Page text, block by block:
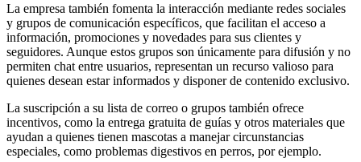
La empresa también fomenta la interacción mediante redes sociales
y grupos de comunicación específicos, que facilitan el acceso a
información, promociones y novedades para sus clientes y
seguidores. Aunque estos grupos son únicamente para difusión y no
permiten chat entre usuarios, representan un recurso valioso para
quienes desean estar informados y disponer de contenido exclusivo.
La suscripción a su lista de correo o grupos también ofrece
incentivos, como la entrega gratuita de guías y otros materiales que
ayudan a quienes tienen mascotas a manejar circunstancias
especiales, como problemas digestivos en perros, por ejemplo.